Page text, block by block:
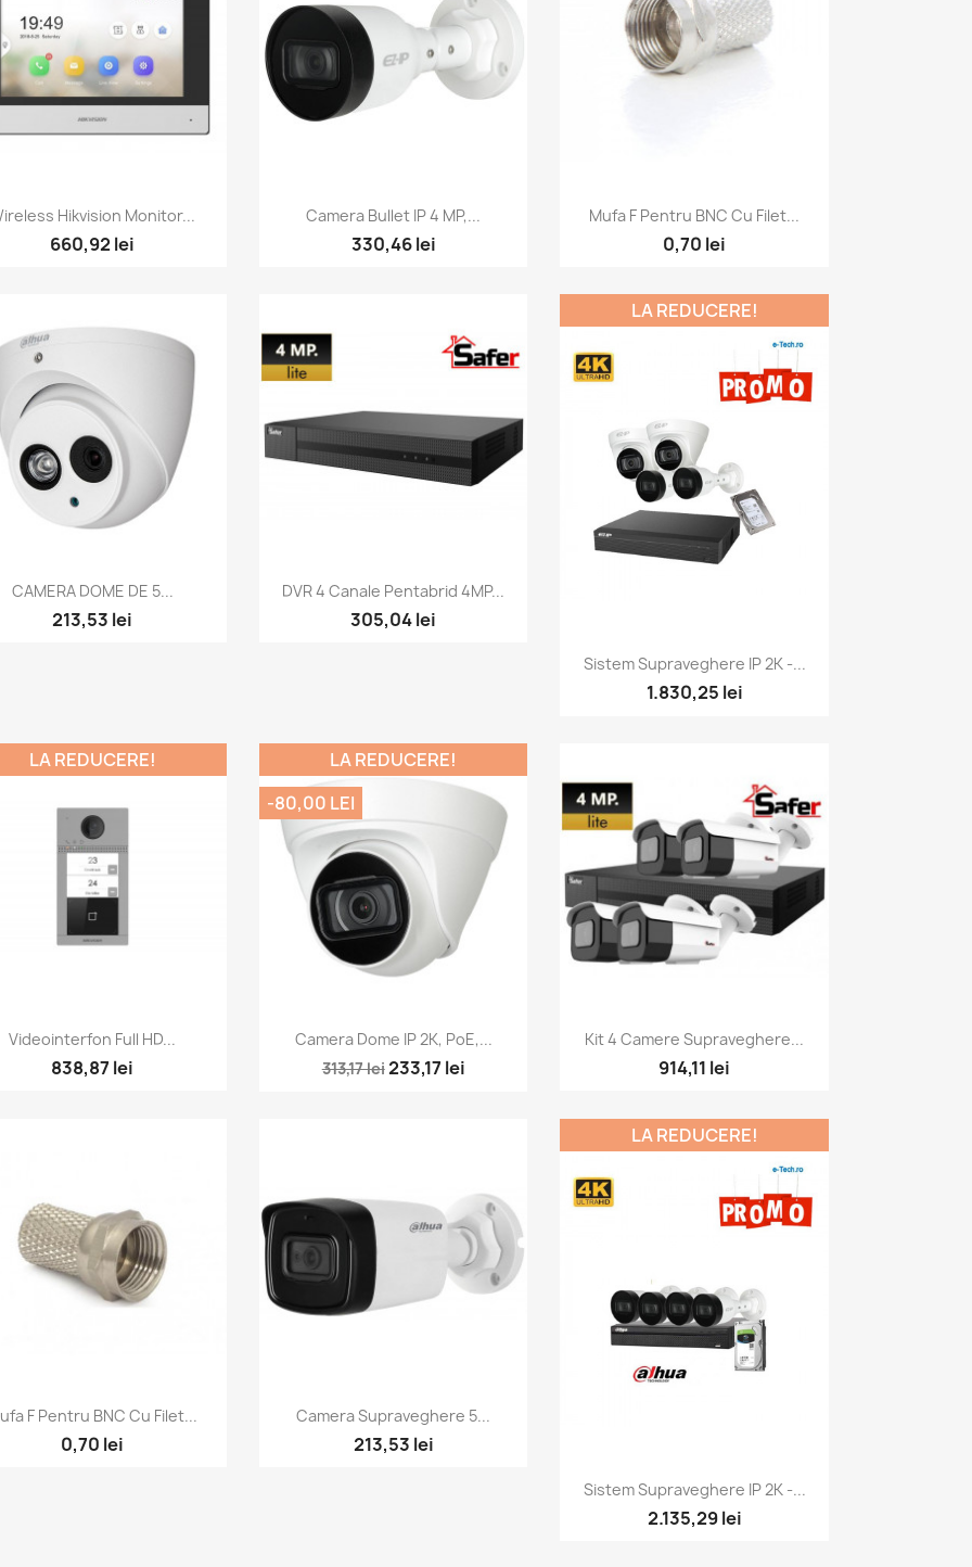
Vizualizare rapida
Hikvision Monitor...
660,92 lei
Vizualizare rapida
Camera Bullet IP 4 MP,...
330,46 lei
Vizualizare rapida
Mufa F Pentru BNC Cu Filet...
0,70 lei
Vizualizare rapida
CAMERA DOME DE 5...
213,53 lei
Vizualizare rapida
DVR 4 Canale Pentabrid 4MP...
305,04 lei
Vizualizare rapida
Sistem Supraveghere IP 2K -...
1.830,25 lei
LA REDUCERE!
Vizualizare rapida
Videointerfon Full HD...
838,87 lei
LA REDUCERE!
Vizualizare rapida
Camera Dome IP 2K, PoE,...
313,17 lei233,17 lei
LA REDUCERE!
-80,00 LEI
Vizualizare rapida
Kit 4 Camere Supraveghere...
914,11 lei
Vizualizare rapida
F Pentru BNC Cu Filet...
0,70 lei
Vizualizare rapida
Camera Supraveghere 5...
213,53 lei
Vizualizare rapida
Sistem Supraveghere IP 2K -...
2.135,29 lei
LA REDUCERE!